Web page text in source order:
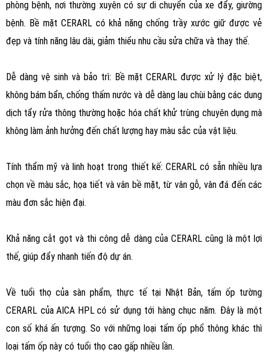
phòng bệnh, nơi thường xuyên có sự di chuyển của xe đẩy, giường
bệnh. Bề mặt CERARL có khả năng chống trầy xước giữ được vẻ
đẹp và tính năng lâu dài, giảm thiểu nhu cầu sửa chữa và thay thế.
Dễ dàng vệ sinh và bảo trì: Bề mặt CERARL được xử lý đặc biệt,
không bám bẩn, chống thấm nước và dễ dàng lau chùi bằng các dung
dịch tẩy rửa thông thường hoặc hóa chất khử trùng chuyên dụng mà
không làm ảnh hưởng đến chất lượng hay màu sắc của vật liệu.
Tính thẩm mỹ và linh hoạt trong thiết kế: CERARL có sẵn nhiều lựa
chọn về màu sắc, họa tiết và vân bề mặt, từ vân gỗ, vân đá đến các
màu đơn sắc hiện đại.
Khả năng cắt gọt và thi công dễ dàng của CERARL cũng là một lợi
thế, giúp đẩy nhanh tiến độ dự án.
Về tuổi thọ của sàn phẩm, thực tế tại Nhật Bản, tấm ốp tường
CERARL của AICA HPL có sử dụng tới hàng chục năm. Đây là một
con số khá ấn tượng. So với những loại tấm ốp phổ thông khác thì
loại tấm ốp này có tuổi thọ cao gấp nhiều lần.